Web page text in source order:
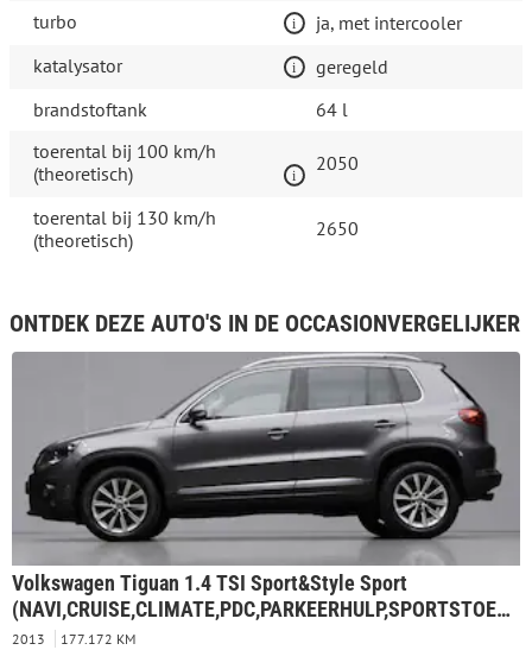
turbo
ja, met intercooler
katalysator
geregeld
brandstoftank
64 l
toerental bij 100 km/h
(theoretisch)
2050
toerental bij 130 km/h
(theoretisch)
2650
ONTDEK DEZE AUTO'S IN DE OCCASIONVERGELIJKER
Volkswagen Tiguan 1.4 TSI Sport&Style Sport
(NAVI,CRUISE,CLIMATE,PDC,PARKEERHULP,SPORTSTOEL
EN,LM VELGEN,NETTE STAAT)
2013 177.172 KM